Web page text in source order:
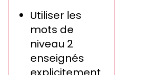
Utiliser les
mots de
niveau 2
enseignés